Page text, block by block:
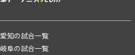
愛知の試合一覧
岐阜の試合一覧